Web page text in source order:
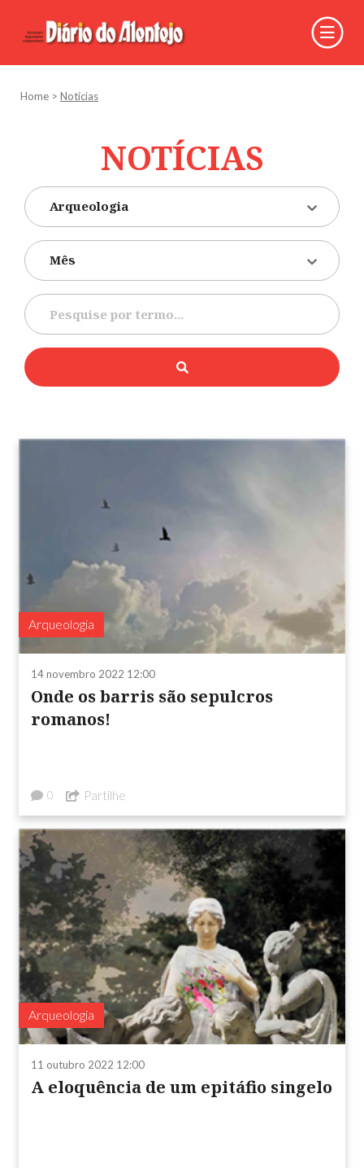
Home > Notícias
NOTÍCIAS
Arqueologia
Mês
Arqueologia
14 novembro 2022 12:00
Onde os barris são sepulcros
romanos!
0 Partilhe
Arqueologia
11 outubro 2022 12:00
A eloquência de um epitáfio singelo